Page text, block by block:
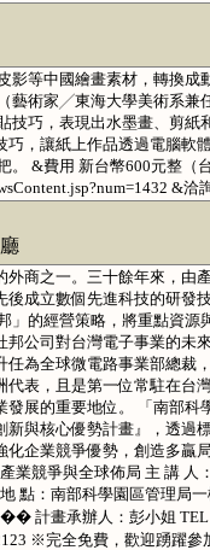
影等中國繪畫素材，轉換成
藝術家╱東海大學美術系兼
技巧，表現出水墨畫、剪紙
，讓紙上作品透過電腦軟
。 &費用 新台幣600元整（
&洽
商之一。三十餘年來，由
成立數個先進科技的研發
」的經營策略，將重點資源
公司對台灣電子事業的未
為全球微電路事業部總裁
表，且是第一位常駐在台
展的重要地位。 「南部科
與核心優勢計畫』，透過
企業競爭優勢，創造多贏
業競爭與全球佈局 主 講 人
點：南部科學園區管理局
計畫承辦人：彭小姐 TEL
※完全免費，歡迎踴躍